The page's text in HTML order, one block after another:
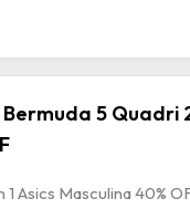
5 Quadri 2
Asics Masculina 40%